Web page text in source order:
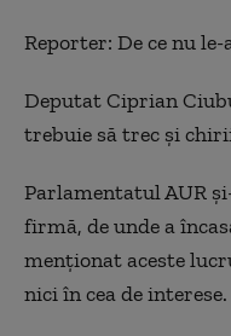
Reporter: De ce nu
Deputat Ciprian
trebuie să trec și
Parlamentatul AUR
firmă, de unde a
menționat aceste
nici în cea de interese.